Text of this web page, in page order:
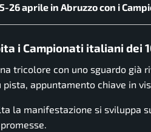
26 aprile in Abruzzo con i
i Campionati italiani dei
tricolore con uno sguardo già
appuntamento chiave in
la manifestazione si sviluppa